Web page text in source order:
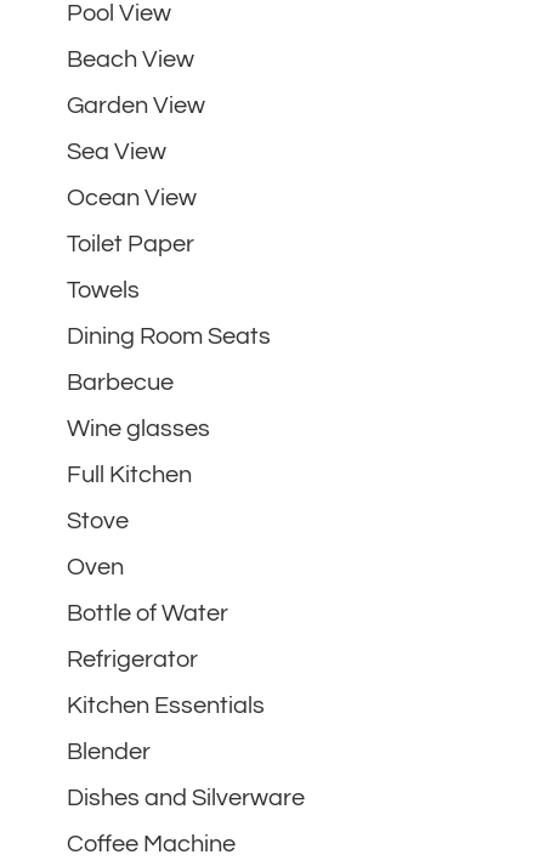
Pool View
Beach View
Garden View
Sea View
Ocean View
Toilet Paper
Towels
Dining Room Seats
Barbecue
Wine glasses
Full Kitchen
Stove
Oven
Bottle of Water
Refrigerator
Kitchen Essentials
Blender
Dishes and Silverware
Coffee Machine